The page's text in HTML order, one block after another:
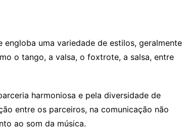
uma variedade de estilos, geralmente
o tango, a valsa, o foxtrote, a salsa, entre
harmoniosa e pela diversidade de
entre os parceiros, na comunicação não
ao som da música.